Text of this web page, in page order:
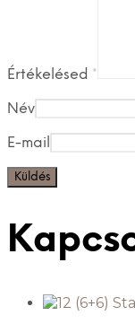
Értékelésed *
Név
E-mail